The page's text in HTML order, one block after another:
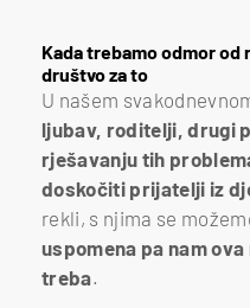
Kada trebamo odmor
društvo za to
U našem
ljubav, roditelji, drugi
rješavanju tih
doskočiti prijatelji iz
rekli, s njima se
uspomena pa nam
treba.